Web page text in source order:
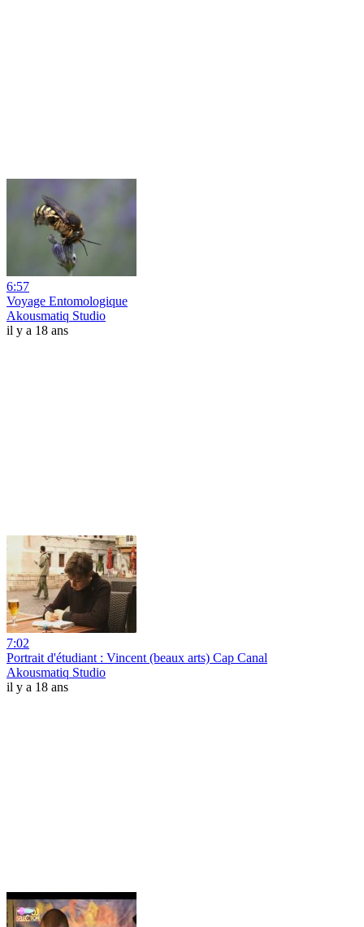
6:57
Voyage Entomologique
Akousmatiq Studio
il y a 18 ans
7:02
Portrait d'étudiant : Vincent (beaux arts) Cap Canal
Akousmatiq Studio
il y a 18 ans